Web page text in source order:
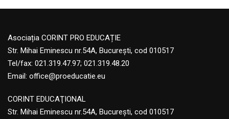
Asociația CORINT PRO EDUCAȚIE
Str. Mihai Eminescu nr.54A, București, cod 010517
Tel/fax: 021.319.47.97; 021.319.48.20
Email: office@proeducatie.eu
CORINT EDUCAŢIONAL
Str. Mihai Eminescu nr.54A, Bucureşti, cod 010517